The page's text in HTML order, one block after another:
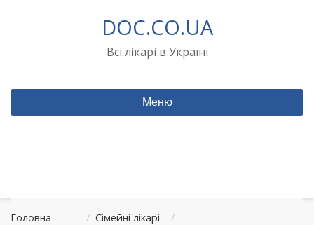
DOC.CO.UA
Всі лікарі в Україні
Меню
Головна / Сімейні лікарі
/